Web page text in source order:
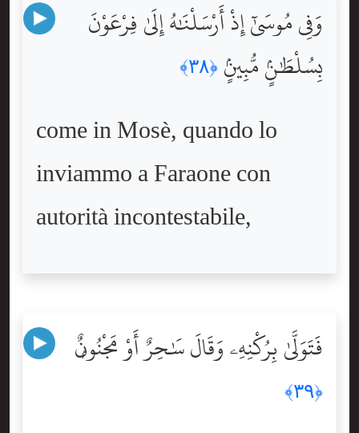
وَفِى مُوسَىٰٓ إِذْ أَرْسَلْنَٰهُ إِلَىٰ فِرْعَوْنَ
بِسُلْطَٰنٍۢ مُّبِينٍۢ ﴿٣٨﴾
come in Mosè, quando lo
inviammo a Faraone con
autorità incontestabile,
فَتَوَلَّىٰ بِرُكْنِهِۦ وَقَالَ سَٰحِرٌ أَوْ مَجْنُونٌۭ
﴿٣٩﴾